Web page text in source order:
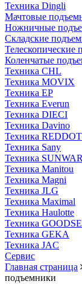
Техника Dingli
Мачтовые
Ножничные
Складские
Коленчатые
Техника CHL
Техника MOVIX
Техника EP
Техника Everun
Техника DIECI
Техника Davino
Техника REDDOT
Техника Sany
Техника
Техника Manitou
Техника Magni
Техника JLG
Техника Maximal
Техника Haulotte
Техника
Техника GEKA
Техника JAC
Cервис
Главная страница
подъемники